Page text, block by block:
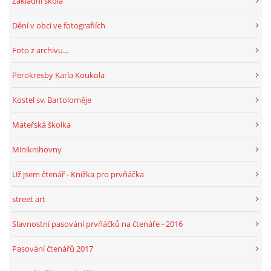
Dění v obci ve fotografiích
Foto z archivu...
Perokresby Karla Koukola
Kostel sv. Bartoloměje
Mateřská školka
Miniknihovny
Už jsem čtenář - Knížka pro prvňáčka
street art
Slavnostní pasování prvňáčků na čtenáře - 2016
Pasování čtenářů 2017